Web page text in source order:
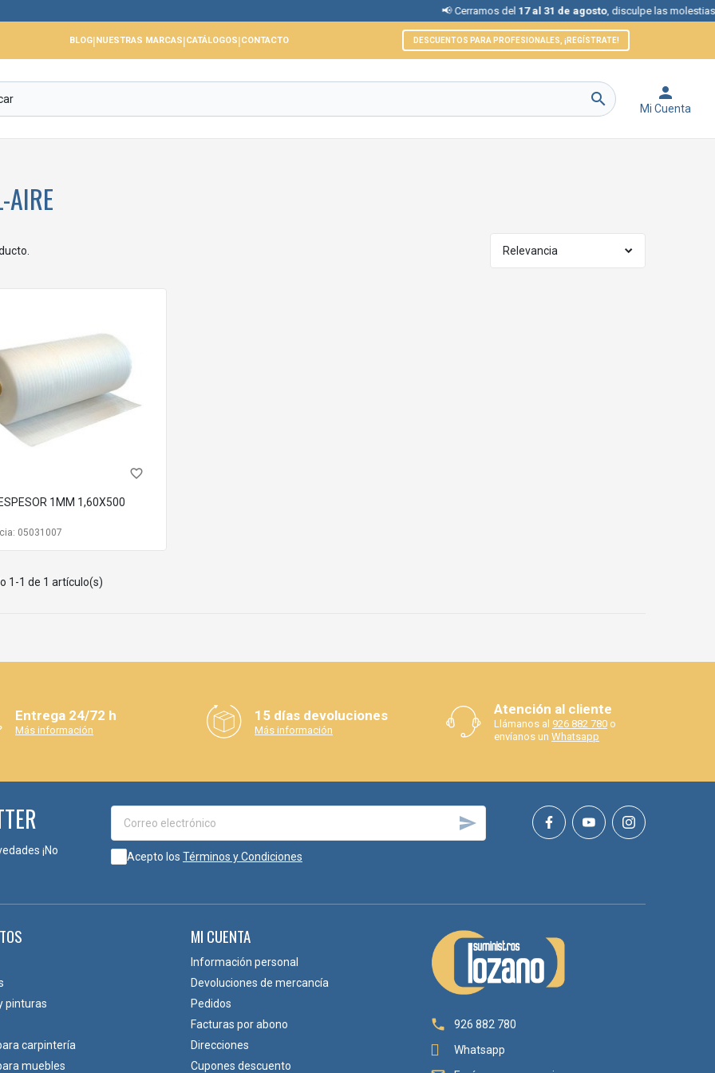
📢 Cerramos del 17 al 31 de agosto, disculpe las molestias.
BLOG|NUESTRAS MARCAS|CATÁLOGOS|CONTACTO DESCUENTOS PARA PROFESIONALES, ¡REGÍSTRATE!
 
Mi Cuenta
AIRE
Relevancia
favorite_border
1MM 1,60X500
05031007
1-1 de 1 artículo(s)
Entrega 24/72 h
Más información
15 días devoluciones
Más información
Atención al cliente
Llámanos al 926 882 780 o
envíanos un Whatsapp
¡No

Acepto los Términos y Condiciones
pinturas
carpintería
muebles
MI CUENTA
Información personal
Devoluciones de mercancía
Pedidos
Facturas por abono
Direcciones
Cupones descuento

926 882 780
Whatsapp